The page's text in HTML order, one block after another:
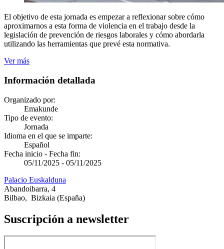
El objetivo de esta jornada es empezar a reflexionar sobre cómo
aproximarnos a esta forma de violencia en el trabajo desde la
legislación de prevención de riesgos laborales y cómo abordarla
utilizando las herramientas que prevé esta normativa.
Ver más
Información detallada
Organizado por:
Emakunde
Tipo de evento:
Jornada
Idioma en el que se imparte:
Español
Fecha inicio - Fecha fin:
05/11/2025 - 05/11/2025
Palacio Euskalduna
Abandoibarra, 4
Bilbao, Bizkaia (España)
Suscripción a newsletter